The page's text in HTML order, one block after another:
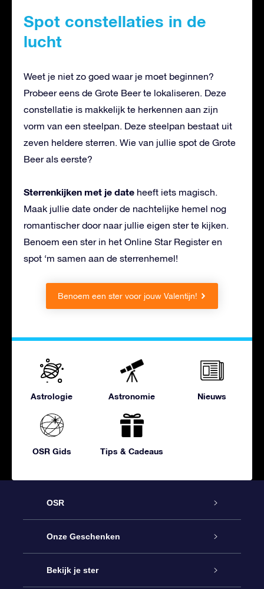
Spot constellaties in de
lucht
Weet je niet zo goed waar je moet beginnen?
Probeer eens de Grote Beer te lokaliseren. Deze
constellatie is makkelijk te herkennen aan zijn
vorm van een steelpan. Deze steelpan bestaat uit
zeven heldere sterren. Wie van jullie spot de Grote
Beer als eerste?
Sterrenkijken met je date heeft iets magisch.
Maak jullie date onder de nachtelijke hemel nog
romantischer door naar jullie eigen ster te kijken.
Benoem een ster in het Online Star Register en
spot ‘m samen aan de sterrenhemel!
Benoem een ster voor jouw Valentijn!
Astrologie Astronomie Nieuws
OSR Gids Tips & Cadeaus
OSR
Service
Contact
Onze Geschenken
Online Star Gift
Bekijk je ster